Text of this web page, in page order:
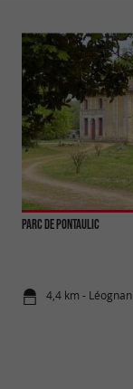
Parc de Pontaulic
4,4 km - Léognan